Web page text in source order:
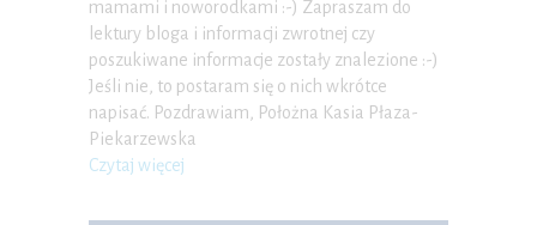
mamami i noworodkami :-) Zapraszam do
lektury bloga i informacji zwrotnej czy
poszukiwane informacje zostały znalezione :-)
Jeśli nie, to postaram się o nich wkrótce
napisać. Pozdrawiam, Położna Kasia Płaza-
Piekarzewska
Czytaj więcej